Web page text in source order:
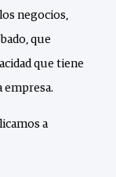
negocios,
que
que tiene
empresa.
a